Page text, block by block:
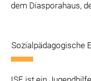
dem Diasporahaus,
Sozialpädagogische